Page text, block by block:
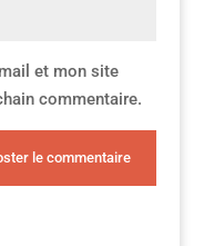
et mon site
commentaire.